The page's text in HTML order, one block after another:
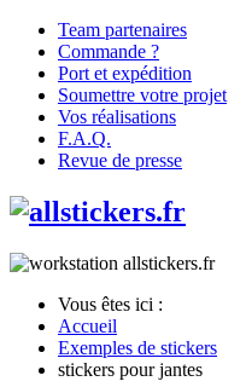
Team partenaires
Commande ?
Port et expédition
Soumettre votre projet
Vos réalisations
F.A.Q.
Revue de presse
Vous êtes ici :
Accueil
Exemples de stickers
stickers pour jantes